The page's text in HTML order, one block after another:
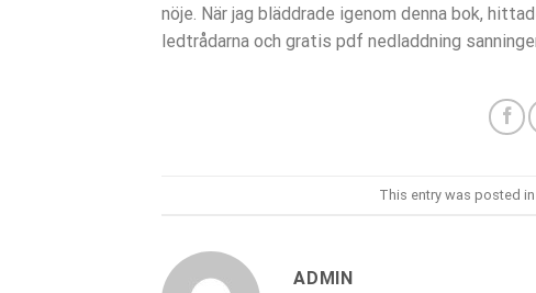
nöje. När jag bläddrade igenom denna bok,
ledtrådarna och gratis pdf nedladdning
This entry was posted in
ADMIN